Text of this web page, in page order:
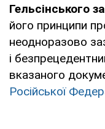
Гельсінського
його принципи
неодноразово
і
вказаного
Російської